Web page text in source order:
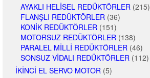
AYAKLI HELISEL REDÜKTÖRLER (215)
FLANŞLI REDÜKTÖRLER (36)
KONIK REDÜKTÖRLER (151)
MOTORSUZ REDÜKTÖRLER (138)
PARALEL MILLI REDÜKTÖRLER (46)
SONSUZ VIDALI REDÜKTÖRLER (112)
İKINCI EL SERVO MOTOR (5)